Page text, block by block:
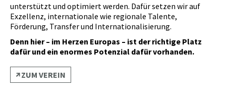
unterstützt und optimiert werden. Dafür setzen wir auf
Exzellenz, internationale wie regionale Talente,
Förderung, Transfer und Internationalisierung.
Denn hier – im Herzen Europas – ist der richtige Platz
dafür und ein enormes Potenzial dafür vorhanden.
ZUM VEREIN